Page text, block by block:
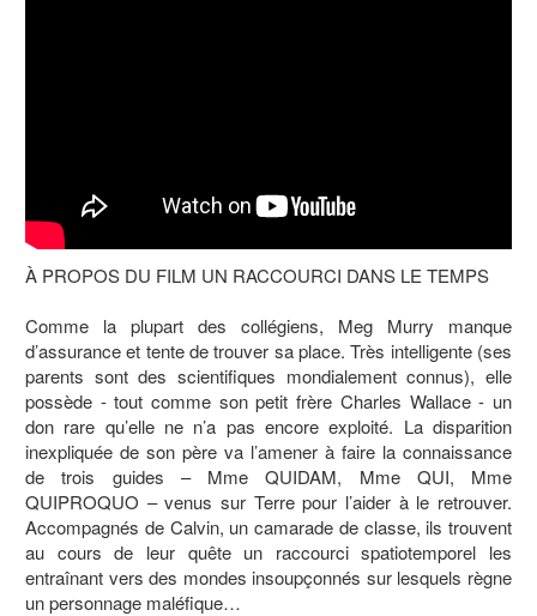
À PROPOS DU FILM UN RACCOURCI DANS LE TEMPS
Comme la plupart des collégiens, Meg Murry manque
d’assurance et tente de trouver sa place. Très intelligente (ses
parents sont des scientifiques mondialement connus), elle
possède - tout comme son petit frère Charles Wallace - un
don rare qu’elle ne n’a pas encore exploité. La disparition
inexpliquée de son père va l’amener à faire la connaissance
de trois guides – Mme QUIDAM, Mme QUI, Mme
QUIPROQUO – venus sur Terre pour l’aider à le retrouver.
Accompagnés de Calvin, un camarade de classe, ils trouvent
au cours de leur quête un raccourci spatiotemporel les
entraînant vers des mondes insoupçonnés sur lesquels règne
un personnage maléfique…